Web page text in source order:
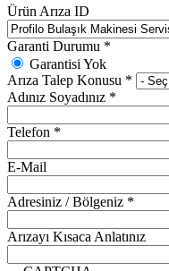
Ürün Arıza ID
Garanti Durumu *
Garantisi Yok
Arıza Talep Konusu *
Adınız Soyadınız *
Telefon *
E-Mail
Adresiniz / Bölgeniz *
Arızayı Kısaca Anlatınız